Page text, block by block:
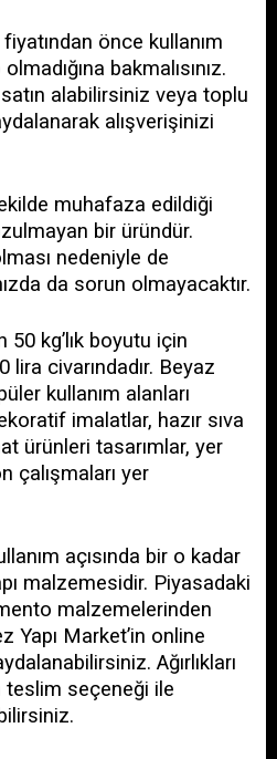
önce kullanım
bakmalısınız.
alabilirsiniz veya toplu
alışverişinizi
muhafaza edildiği
bir üründür.
nedeniyle de
da sorun olmayacaktır.
kg’lık boyutu için
civarındadır. Beyaz
kullanım alanları
imalatlar, hazır sıva
ürünleri tasarımlar, yer
çalışmaları yer
açısında bir o kadar
malzemesidir. Piyasadaki
malzemelerinden
Yapı Market’in online
Ağırlıkları
teslim seçeneği ile